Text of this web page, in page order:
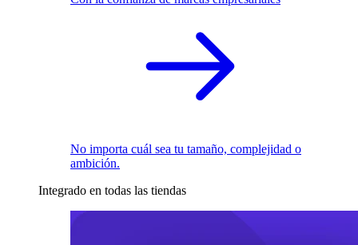
No importa cuál sea tu tamaño, complejidad o
ambición.
Integrado en todas las tiendas